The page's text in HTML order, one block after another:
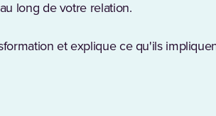
long de votre relation.
et explique ce qu'ils